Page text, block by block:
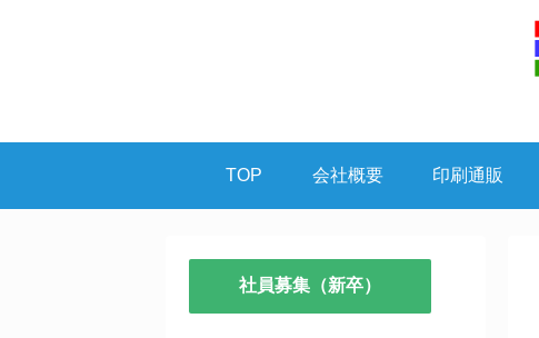
TOP 会社概要 印刷通販
社員募集（新卒）